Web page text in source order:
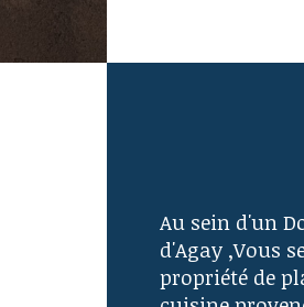
Au sein d'un
d'Agay ,Vous
propriété de